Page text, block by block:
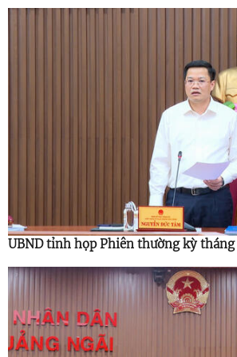
UBND tỉnh họp Phiên thường kỳ